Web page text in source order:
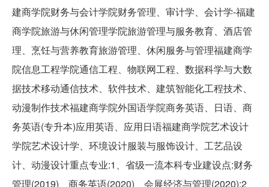
建商学院财务与会计学院财务管理、审计学、会计学-福建
商学院旅游与休闲管理学院旅游管理与服务教育、酒店管
理、烹饪与营养教育旅游管理、休闲服务与管理福建商学
院信息工程学院通信工程、物联网工程、数据科学与大数
据技术移动通信技术、软件技术、建筑智能化工程技术、
动漫制作技术福建商学院外国语学院商务英语、日语、商
务英语(专升本)应用英语、应用日语福建商学院艺术设计
学院艺术设计学、环境设计服装与服饰设计、工艺品设
计、动漫设计重点专业:1、省级一流本科专业建设点:财务
管理(2019)、商务英语(2020)、会展经济与管理(2020);2、